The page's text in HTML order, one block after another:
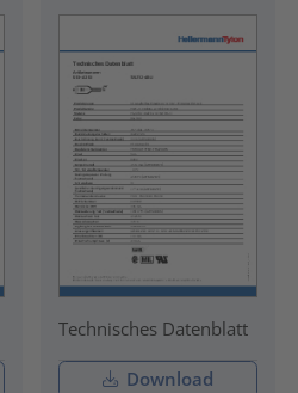
Technisches Datenblatt
Download